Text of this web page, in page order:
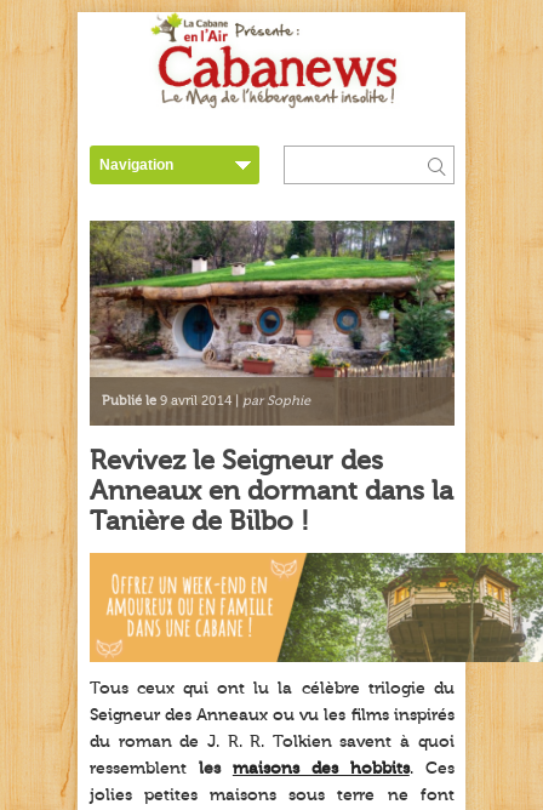
Publié le 9 avril 2014 | par Sophie
Revivez le Seigneur des
Anneaux en dormant dans la
Tanière de Bilbo !
Tous ceux qui ont lu la célèbre trilogie du
Seigneur des Anneaux ou vu les films inspirés
du roman de J. R. R. Tolkien savent à quoi
ressemblent les maisons des hobbits. Ces
jolies petites maisons sous terre ne font